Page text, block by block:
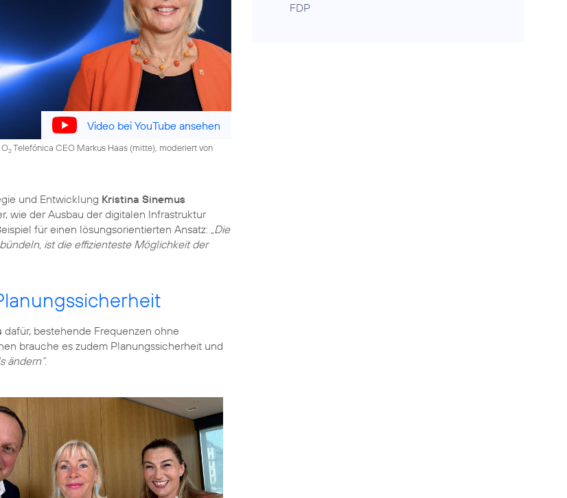
Video bei YouTube ansehen
2Telefónica CEO Markus Haas (mitte), moderiert von
und Entwicklung Kristina Sinemus
wie der Ausbau der digitalen Infrastruktur
für einen lösungsorientierten Ansatz: „Die
ist die effizienteste Möglichkeit der
dafür, bestehende Frequenzen ohne
brauche es zudem Planungssicherheit und
ändern“.
FDP